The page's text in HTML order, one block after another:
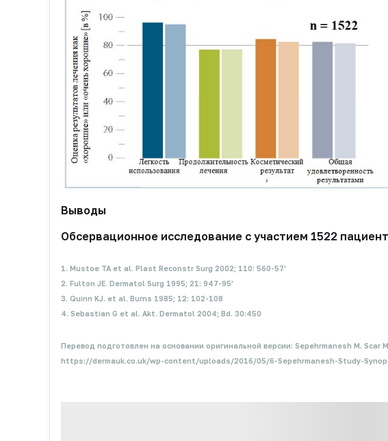
Выводы
Обсервационное исследование с участием 1522
1. Mustoe TA et al. Plast Reconstr Surg 2002; 110: 560-57'
2. Fulton JE. Dermatol Surg 1995; 21: 947-95'
3. Quinn KJ. et al. Burns 1985; 12: 102-108
4. Sebastian G et al. Akt. Dermatol 2004; Bd. 30:450
Перевод подготовлен на основании оригинальной версии: Sepehrmanesh M.
https://dermauk.co.uk/wp-content/uploads/2016/05/6-Sepehrmanesh-Study-